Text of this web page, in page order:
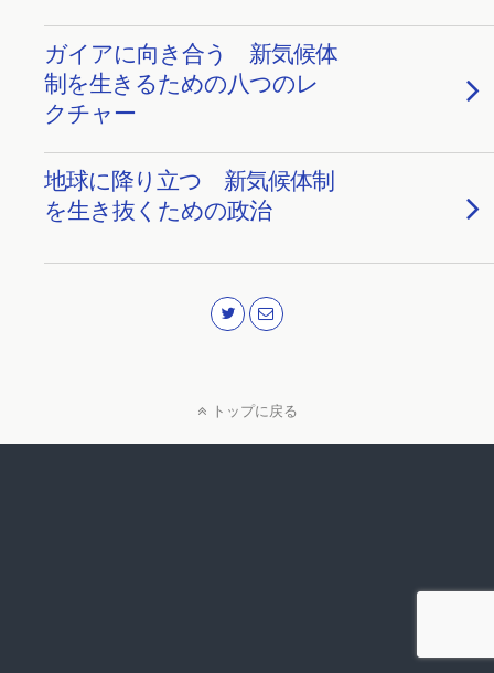
ガイアに向き合う 新気候体
制を生きるための八つのレ
クチャー
地球に降り立つ 新気候体制
を生き抜くための政治
トップに戻る